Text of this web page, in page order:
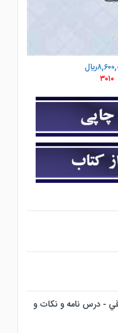
۳۰۱۰
- درس نامه و نكات و